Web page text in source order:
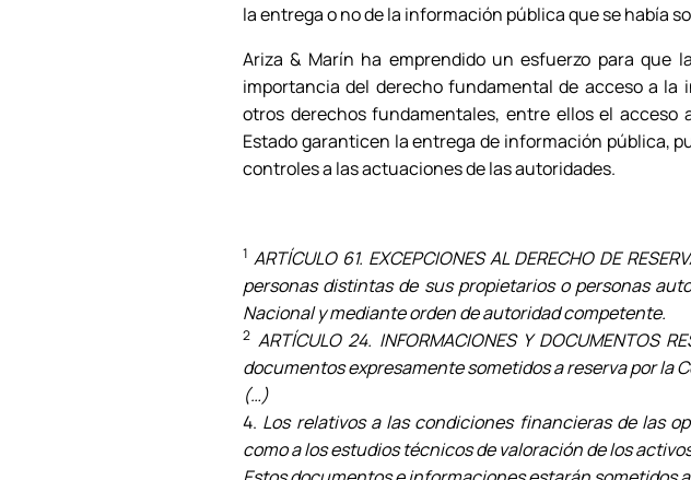
la entrega o no de la información pública que se había
Ariza & Marín ha emprendido un esfuerzo para que
importancia del derecho fundamental de acceso a
otros derechos fundamentales, entre ellos el
Estado garanticen la entrega de información pública,
controles a las actuaciones de las autoridades.
1 ARTÍCULO 61. EXCEPCIONES AL DERECHO DE
personas distintas de sus propietarios o personas
Nacional y mediante orden de autoridad competente.
2 ARTÍCULO 24. INFORMACIONES Y
documentos expresamente sometidos a reserva por la
(…)
4. Los relativos a las condiciones financieras de las
como a los estudios técnicos de valoración de los